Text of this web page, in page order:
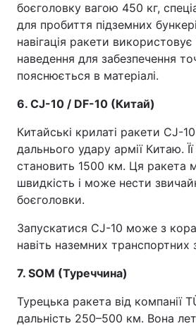
боєголовку вагою 450 кг,
для пробиття підземних
навігація ракети
наведення для забезпечення
пояснюється в матеріалі.
6. CJ-10 / DF-10 (Китай)
Китайські крилаті ракети CJ-
дальнього удару армії Китаю. Її
становить 1500 км. Ця ракета
швидкість і може нести
боєголовки.
Запускатися CJ-10 може з
навіть наземних транспортних
7. SOM (Туреччина)
Турецька ракета від компанії
дальність 250–500 км. Вона